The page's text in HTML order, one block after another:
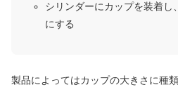
シリンダーにカップを装着し
にする
製品によってはカップの大きさに種